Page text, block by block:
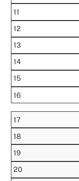
11
12
13
14
15
16
17
18
19
20